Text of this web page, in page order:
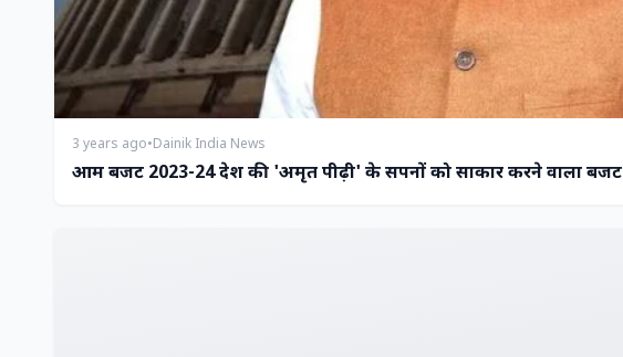
3 years ago•Dainik India News
आम बजट 2023-24 देश की 'अमृत पीढ़ी' के सपनों को साकार करने वाला बजट